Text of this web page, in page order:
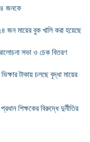
জনকে
জন মায়ের বুক খালি করা হয়েছে
আলোচনা সভা ও চেক বিতরণ
টাকায় চলছে বৃদ্ধা মায়ের
শিক্ষকের বিরুদ্ধে দুর্নীতির